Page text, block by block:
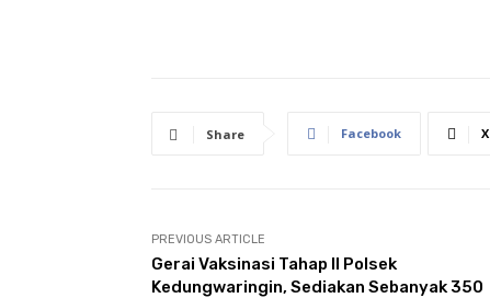
Share Facebook X
PREVIOUS ARTICLE
Gerai Vaksinasi Tahap II Polsek
Kedungwaringin, Sediakan Sebanyak 350